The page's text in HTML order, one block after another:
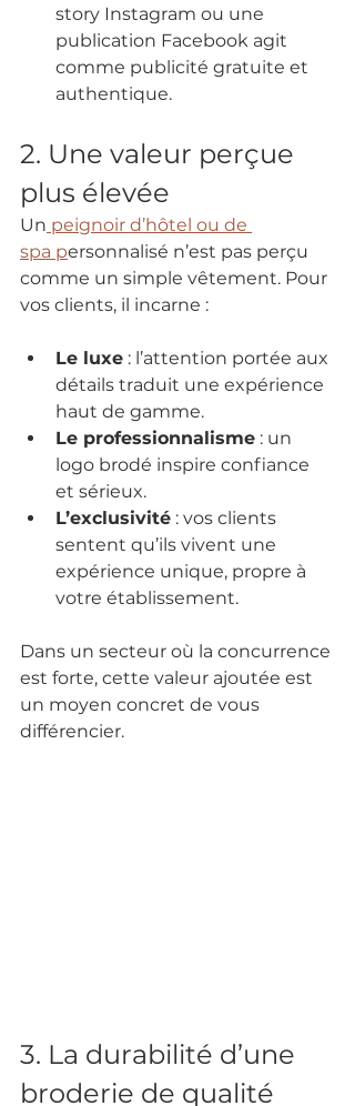
story Instagram ou une
publication Facebook agit
comme publicité gratuite et
authentique.
2. Une valeur perçue
plus élevée
Un peignoir d’hôtel ou de
spa personnalisé n’est pas perçu
comme un simple vêtement. Pour
vos clients, il incarne :
Le luxe : l’attention portée aux
détails traduit une expérience
haut de gamme.
Le professionnalisme : un
logo brodé inspire confiance
et sérieux.
L’exclusivité : vos clients
sentent qu’ils vivent une
expérience unique, propre à
votre établissement.
Dans un secteur où la concurrence
est forte, cette valeur ajoutée est
un moyen concret de vous
différencier.
3. La durabilité d’une
broderie de qualité